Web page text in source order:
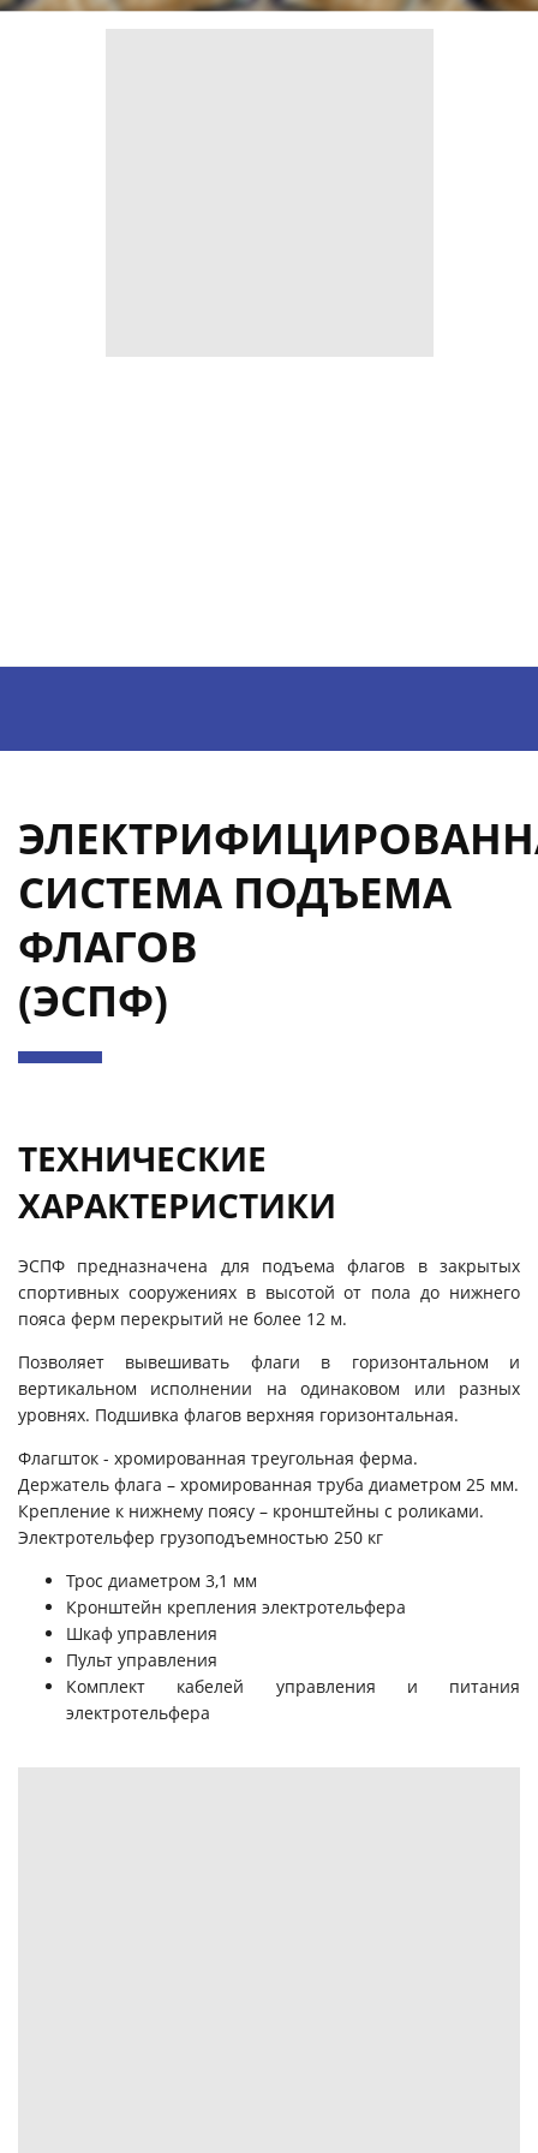
СИСТЕМА ПОДЪЕМА
ФЛАГОВ
(ЭСПФ)
ТЕХНИЧЕСКИЕ
ХАРАКТЕРИСТИКИ
ЭСПФ предназначена для подъема флагов в закрытых
спортивных сооружениях в высотой от пола до нижнего
пояса ферм перекрытий не более 12 м.
Позволяет вывешивать флаги в горизонтальном и
вертикальном исполнении на одинаковом или разных
уровнях. Подшивка флагов верхняя горизонтальная.
Флагшток - хромированная треугольная ферма.
Держатель флага – хромированная труба диаметром 25 мм.
Крепление к нижнему поясу – кронштейны с роликами.
Электротельфер грузоподъемностью 250 кг
Трос диаметром 3,1 мм
Кронштейн крепления электротельфера
Шкаф управления
Пульт управления
Комплект кабелей управления и питания
электротельфера